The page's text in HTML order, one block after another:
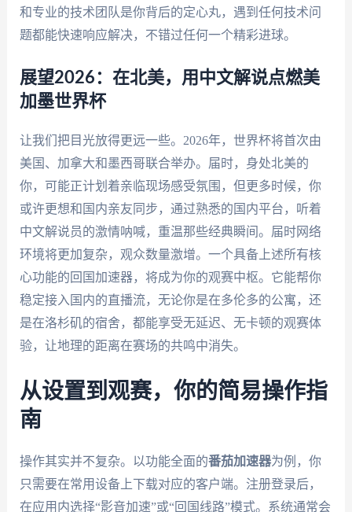
和专业的技术团队是你背后的定心丸，遇到任何技术问
题都能快速响应解决，不错过任何一个精彩进球。
展望2026：在北美，用中文解说点燃美
加墨世界杯
让我们把目光放得更远一些。2026年，世界杯将首次由
美国、加拿大和墨西哥联合举办。届时，身处北美的
你，可能正计划着亲临现场感受氛围，但更多时候，你
或许更想和国内亲友同步，通过熟悉的国内平台，听着
中文解说员的激情呐喊，重温那些经典瞬间。届时网络
环境将更加复杂，观众数量激增。一个具备上述所有核
心功能的回国加速器，将成为你的观赛中枢。它能帮你
稳定接入国内的直播流，无论你是在多伦多的公寓，还
是在洛杉矶的宿舍，都能享受无延迟、无卡顿的观赛体
验，让地理的距离在赛场的共鸣中消失。
从设置到观赛，你的简易操作指
南
操作其实并不复杂。以功能全面的番茄加速器为例，你
只需要在常用设备上下载对应的客户端。注册登录后，
在应用内选择“影音加速”或“回国线路”模式。系统通常会